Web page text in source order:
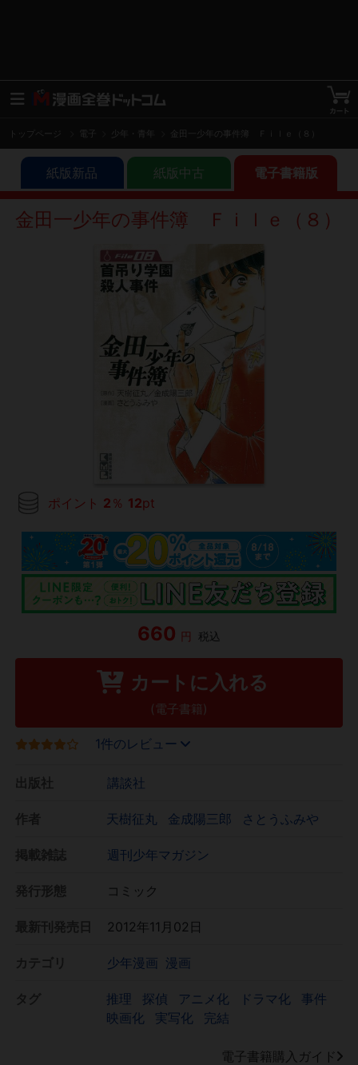
トップページ 少年・青年 金田一少年の事件簿 Ｆｉｌｅ（８）
紙版新品 紙版中古 電子書籍版
金田一少年の事件簿 Ｆｉｌｅ（８）
ポイント 2 ％ 12pt
660 円 税込
カートに入れる
(電子書籍)
1件のレビュー
講談社
天樹征丸 金成陽三郎 さとうふみや
週刊少年マガジン
コミック
2012年11月02日
少年漫画 漫画
推理 探偵 アニメ化 ドラマ化
事件
映画化
実写化 完結
電子書籍購入ガイド